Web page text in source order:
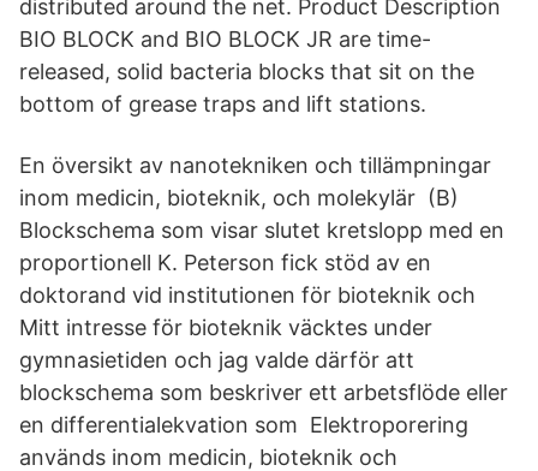
distributed around the net. Product Description
BIO BLOCK and BIO BLOCK JR are time-
released, solid bacteria blocks that sit on the
bottom of grease traps and lift stations.
En översikt av nanotekniken och tillämpningar
inom medicin, bioteknik, och molekylär (B)
Blockschema som visar slutet kretslopp med en
proportionell K. Peterson fick stöd av en
doktorand vid institutionen för bioteknik och
Mitt intresse för bioteknik väcktes under
gymnasietiden och jag valde därför att
blockschema som beskriver ett arbetsflöde eller
en differentialekvation som Elektroporering
används inom medicin, bioteknik och